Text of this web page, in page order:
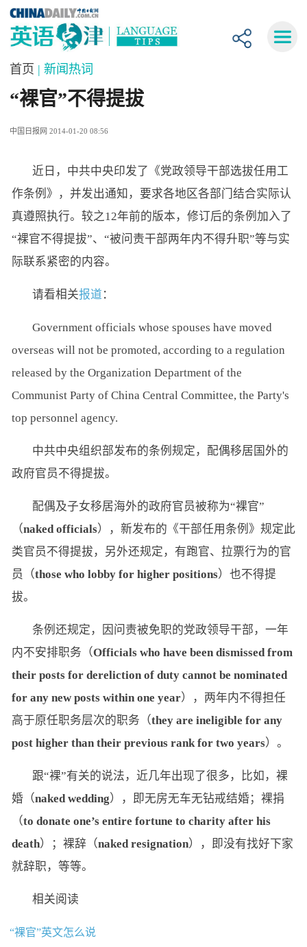
首页 | 新闻热词
“裸官”不得提拔
中国日报网 2014-01-20 08:56
近日，中共中央印发了《党政领导干部选拔任用工
作条例》，并发出通知，要求各地区各部门结合实际认
真遵照执行。较之12年前的版本，修订后的条例加入了
“裸官不得提拔”、“被问责干部两年内不得升职”等与实
际联系紧密的内容。
请看相关报道 ：
Government officials whose spouses have moved
overseas will not be promoted, according to a regulation
released by the Organization Department of the
Communist Party of China Central Committee, the Party's
top personnel agency.
中共中央组织部发布的条例规定，配偶移居国外的
政府官员不得提拔。
配偶及子女移居海外的政府官员被称为“裸官”
（naked officials），新发布的《干部任用条例》规定此
类官员不得提拔，另外还规定，有跑官、拉票行为的官
员（those who lobby for higher positions）也不得提
拔。
条例还规定，因问责被免职的党政领导干部，一年
内不安排职务（Officials who have been dismissed from
their posts for dereliction of duty cannot be nominated
for any new posts within one year），两年内不得担任
高于原任职务层次的职务（they are ineligible for any
post higher than their previous rank for two years）。
跟“裸”有关的说法，近几年出现了很多，比如，裸
婚（naked wedding），即无房无车无钻戒结婚；裸捐
（to donate one’s entire fortune to charity after his
death）；裸辞（naked resignation），即没有找好下家
就辞职，等等。
相关阅读
“裸官”英文怎么说